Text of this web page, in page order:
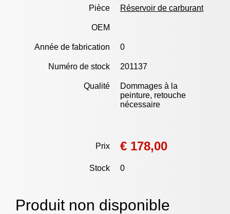
Pièce Réservoir de carburant
OEM
Année de fabrication 0
Numéro de stock 201137
Qualité
Dommages à la
peinture, retouche
nécessaire
Prix € 178,00
Stock 0
Produit non disponible